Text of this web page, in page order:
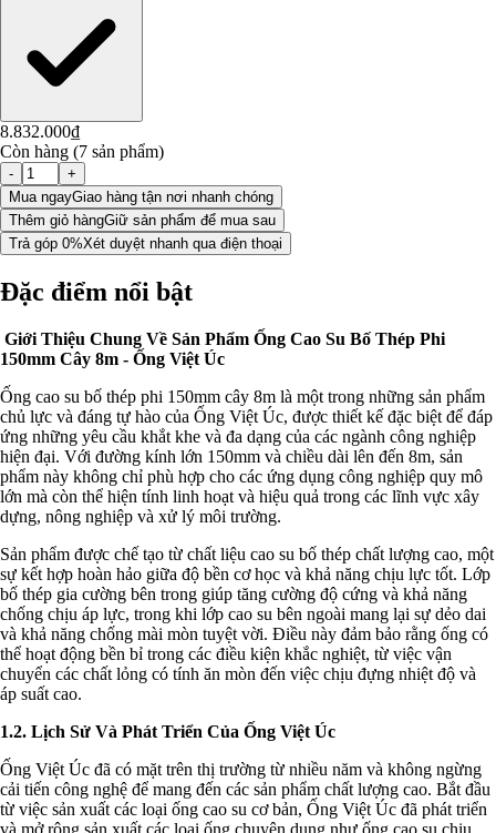
8.832.000₫
Còn hàng (7 sản phẩm)
-
+
Mua ngayGiao hàng tận nơi nhanh chóng
Thêm giỏ hàngGiữ sản phẩm để mua sau
Trả góp 0%Xét duyệt nhanh qua điện thoại
Đặc điểm nổi bật
Giới Thiệu Chung Về Sản Phẩm Ống Cao Su Bố Thép Phi
150mm Cây 8m - Ống Việt Úc
Ống cao su bố thép phi 150mm cây 8m là một trong những sản phẩm
chủ lực và đáng tự hào của Ống Việt Úc, được thiết kế đặc biệt để đáp
ứng những yêu cầu khắt khe và đa dạng của các ngành công nghiệp
hiện đại. Với đường kính lớn 150mm và chiều dài lên đến 8m, sản
phẩm này không chỉ phù hợp cho các ứng dụng công nghiệp quy mô
lớn mà còn thể hiện tính linh hoạt và hiệu quả trong các lĩnh vực xây
dựng, nông nghiệp và xử lý môi trường.
Sản phẩm được chế tạo từ chất liệu cao su bố thép chất lượng cao, một
sự kết hợp hoàn hảo giữa độ bền cơ học và khả năng chịu lực tốt. Lớp
bố thép gia cường bên trong giúp tăng cường độ cứng và khả năng
chống chịu áp lực, trong khi lớp cao su bên ngoài mang lại sự dẻo dai
và khả năng chống mài mòn tuyệt vời. Điều này đảm bảo rằng ống có
thể hoạt động bền bỉ trong các điều kiện khắc nghiệt, từ việc vận
chuyển các chất lỏng có tính ăn mòn đến việc chịu đựng nhiệt độ và
áp suất cao.
1.2. Lịch Sử Và Phát Triển Của Ống Việt Úc
Ống Việt Úc đã có mặt trên thị trường từ nhiều năm và không ngừng
cải tiến công nghệ để mang đến các sản phẩm chất lượng cao. Bắt đầu
từ việc sản xuất các loại ống cao su cơ bản, Ống Việt Úc đã phát triển
và mở rộng sản xuất các loại ống chuyên dụng như ống cao su chịu